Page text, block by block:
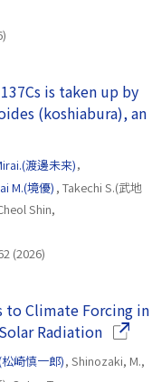
is taken up by
(koshiabura), an
開きます）
渡邊未来),
M.(境優) , Takechi S.(武地
Shin,
(2026)
to Climate Forcing in
Radiation（別ウ
崎慎一郎), Shinozaki, M.,